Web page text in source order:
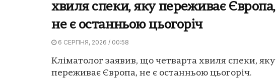
хвиля спеки, яку переживає Європа,
не є останньою цьогоріч
6 СЕРПНЯ, 2026 / 00:58
Кліматолог заявив, що четварта хвиля спеки, яку
переживає Європа, не є останньою цьогоріч.